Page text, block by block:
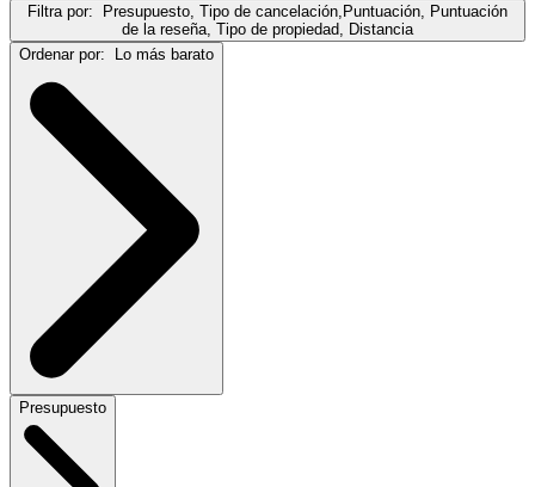
Filtra por:
Presupuesto, Tipo de cancelación,Puntuación, Puntuación
de la reseña, Tipo de propiedad, Distancia
Ordenar por:
Lo más barato
Presupuesto